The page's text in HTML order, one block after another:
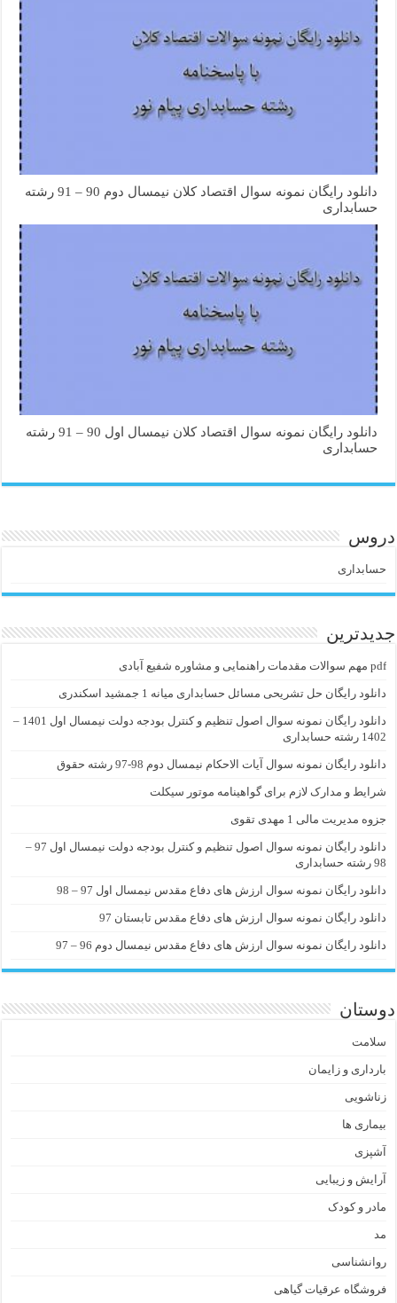
دانلود رایگان نمونه سوال اقتصاد کلان نیمسال دوم 90 – 91 رشته
حسابداری
دانلود رایگان نمونه سوال اقتصاد کلان نیمسال اول 90 – 91 رشته
حسابداری
دروس
حسابداری
جدیدترین
pdf مهم سوالات مقدمات راهنمایی و مشاوره شفیع آبادی
دانلود رایگان حل تشریحی مسائل حسابداری میانه 1 جمشید اسکندری
دانلود رایگان نمونه سوال اصول تنظیم و کنترل بودجه دولت نیمسال اول 1401 –
1402 رشته حسابداری
دانلود رایگان نمونه سوال آیات الاحکام نیمسال دوم 98-97 رشته حقوق
شرایط و مدارک لازم برای گواهینامه موتور سیکلت
جزوه مدیریت مالی 1 مهدی تقوی
دانلود رایگان نمونه سوال اصول تنظیم و کنترل بودجه دولت نیمسال اول 97 –
98 رشته حسابداری
دانلود رایگان نمونه سوال ارزش های دفاع مقدس نیمسال اول 97 – 98
دانلود رایگان نمونه سوال ارزش های دفاع مقدس تابستان 97
دانلود رایگان نمونه سوال ارزش های دفاع مقدس نیمسال دوم 96 – 97
دوستان
سلامت
بارداری و زایمان
زناشویی
بیماری ها
آشپزی
آرایش و زیبایی
مادر و کودک
مد
روانشناسی
فروشگاه عرقیات گیاهی